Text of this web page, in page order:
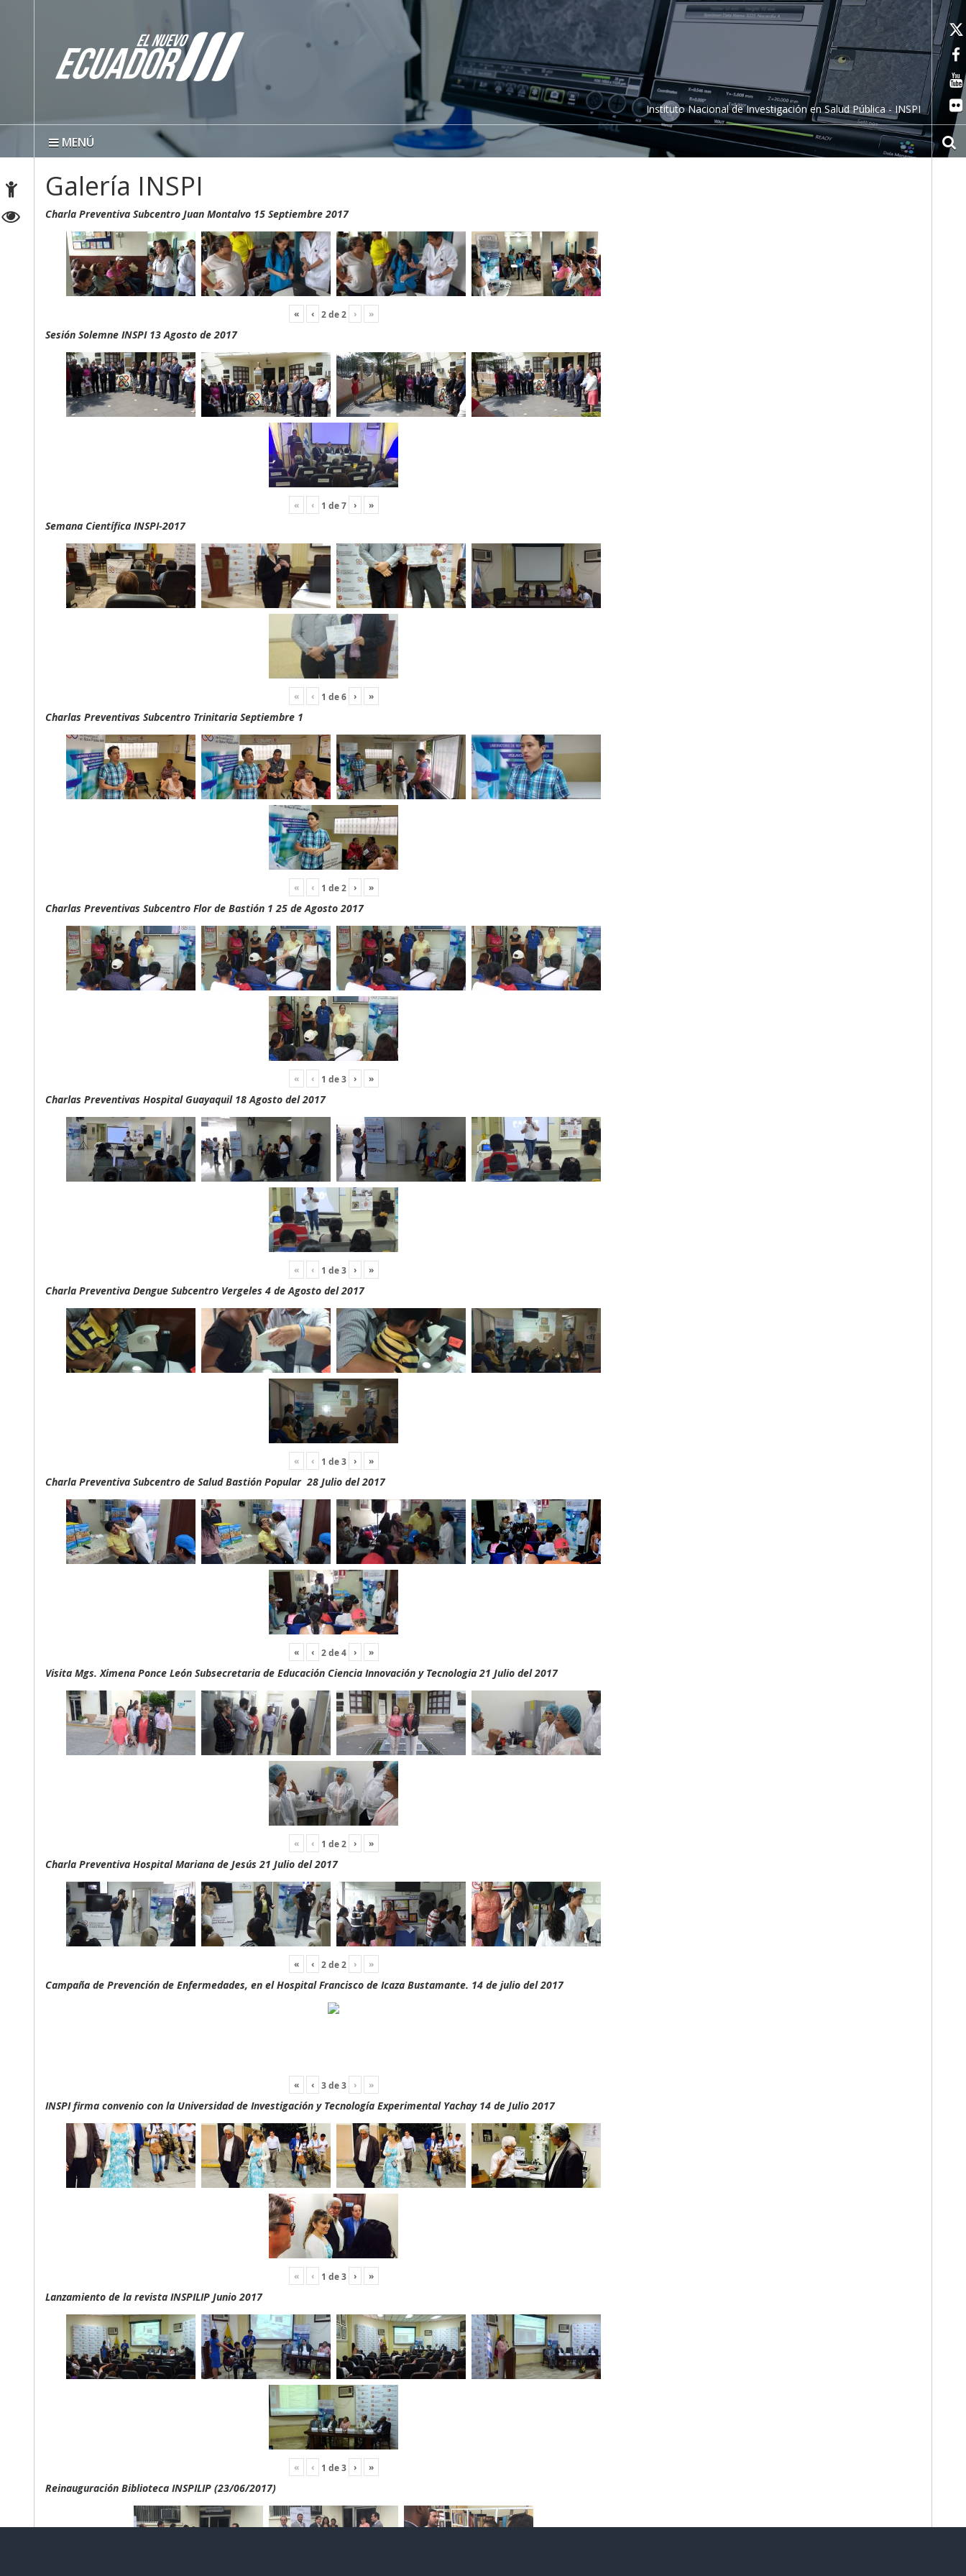
Instituto Nacional de Investigación en Salud Pública - INSPI
MENÚ
Galería INSPI
Charla Preventiva Subcentro Juan Montalvo 15 Septiembre 2017
« ‹ 2de2 › »
Sesión Solemne INSPI 13 Agosto de 2017
« ‹ 1 de7 › »
Semana Científica INSPI-2017
« ‹ 1 de6 › »
Charlas Preventivas Subcentro Trinitaria Septiembre 1
« ‹ 1 de2 › »
Charlas Preventivas Subcentro Flor de Bastión 1 25 de Agosto 2017
« ‹ 1 de3 › »
Charlas Preventivas Hospital Guayaquil 18 Agosto del 2017
« ‹ 1 de3 › »
Charla Preventiva Dengue Subcentro Vergeles 4 de Agosto del 2017
« ‹ 1 de3 › »
Charla Preventiva Subcentro de Salud Bastión Popular 28 Julio del 2017
« ‹ 2de4 › »
Visita Mgs. Ximena Ponce León Subsecretaria de Educación Ciencia Innovación y Tecnologia 21 Julio del 2017
« ‹ 1 de2 › »
Charla Preventiva Hospital Mariana de Jesús 21 Julio del 2017
« ‹ 2de2 › »
Campaña de Prevención de Enfermedades, en el Hospital Francisco de Icaza Bustamante. 14 de julio del 2017
« ‹ 3de3 › »
INSPI firma convenio con la Universidad de Investigación y Tecnología Experimental Yachay 14 de Julio 2017
« ‹ 1 de3 › »
Lanzamiento de la revista INSPILIP Junio 2017
« ‹ 1 de3 › »
Reinauguración Biblioteca INSPILIP (23/06/2017)